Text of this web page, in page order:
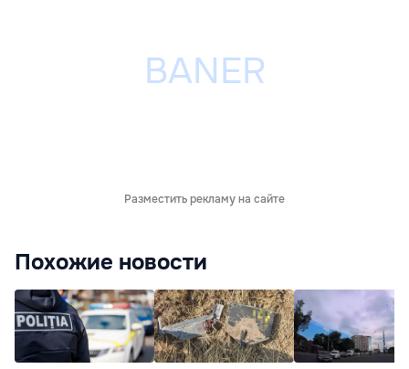
Разместить рекламу на сайте
Похожие новости